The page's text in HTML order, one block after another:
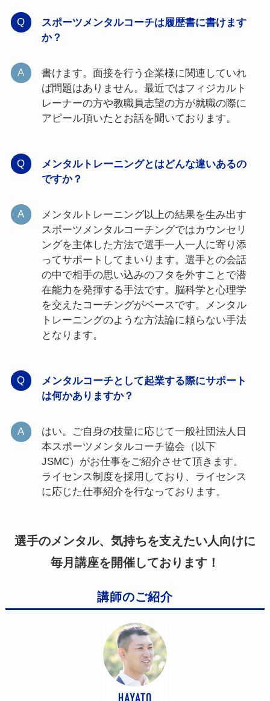
スポーツメンタルコーチは履歴書に書けます
か？
書けます。面接を行う企業様に関連していれ
ば問題はありません。最近ではフィジカルト
レーナーの方や教職員志望の方が就職の際に
アピール頂いたとお話を聞いております。
メンタルトレーニングとはどんな違いあるの
ですか？
メンタルトレーニング以上の結果を生み出す
スポーツメンタルコーチングではカウンセリ
ングを主体した方法で選手一人一人に寄り添
ってサポートしてまいります。選手との会話
の中で相手の思い込みのフタを外すことで潜
在能力を発揮する手法です。脳科学と心理学
を交えたコーチングがベースです。メンタル
トレーニングのような方法論に頼らない手法
となります。
メンタルコーチとして起業する際にサポート
は何かありますか？
はい。ご自身の技量に応じて一般社団法人日
本スポーツメンタルコーチ協会（以下
JSMC）がお仕事をご紹介させて頂きます。
ライセンス制度を採用しており、ライセンス
に応じた仕事紹介を行なっております。
選手のメンタル、気持ちを支えたい人向けに
毎月講座を開催しております！
講師のご紹介